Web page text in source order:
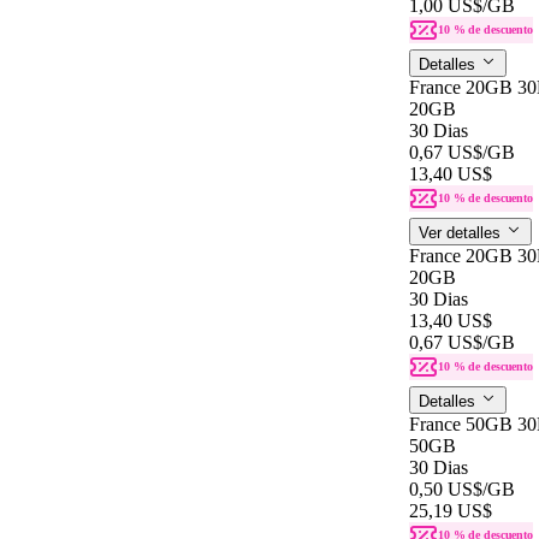
1,00 US$/GB
10 % de descuento
Detalles
France 20GB
20GB
30 Dias
0,67 US$/GB
13,40 US$
10 % de descuento
Ver detalles
France 20GB
20GB
30 Dias
13,40 US$
0,67 US$/GB
10 % de descuento
Detalles
France 50GB
50GB
30 Dias
0,50 US$/GB
25,19 US$
10 % de descuento